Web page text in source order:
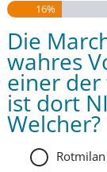
16%
Die
wahres
einer der
ist dort
Welcher?
Rotmilan